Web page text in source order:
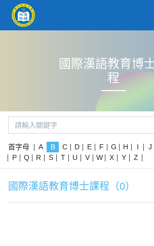
國際漢語教育博
程
首字母 A B C D E F G H I J
P
Q R S T U V W X Y Z
國際漢語教育博士課程（0）